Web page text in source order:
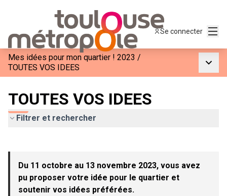
Se connecter
Mes idées pour mon quartier ! 2023 /
TOUTES VOS IDEES
TOUTES VOS IDEES
Filtrer et rechercher
−
Du 11 octobre au 13 novembre 2023, vous avez
pu proposer votre idée pour le quartier et
soutenir vos idées préférées.